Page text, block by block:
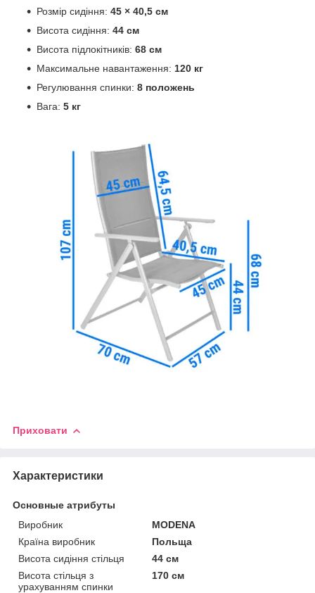
Розмір сидіння: 45 × 40,5 см
Висота сидіння: 44 см
Висота підлокітників: 68 см
Максимальне навантаження: 120 кг
Регулювання спинки: 8 положень
Вага: 5 кг
Приховати
Характеристики
Основные атрибуты
Виробник
MODENA
Країна виробник
Польща
Висота сидіння стільця
44 см
Висота стільця з
урахуванням спинки
170 см